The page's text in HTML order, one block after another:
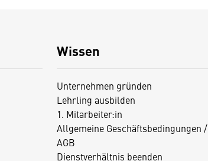
Wissen
Unternehmen gründen
Lehrling ausbilden
1. Mitarbeiter:in
Allgemeine Geschäftsbedingungen /
AGB
Dienstverhältnis beenden